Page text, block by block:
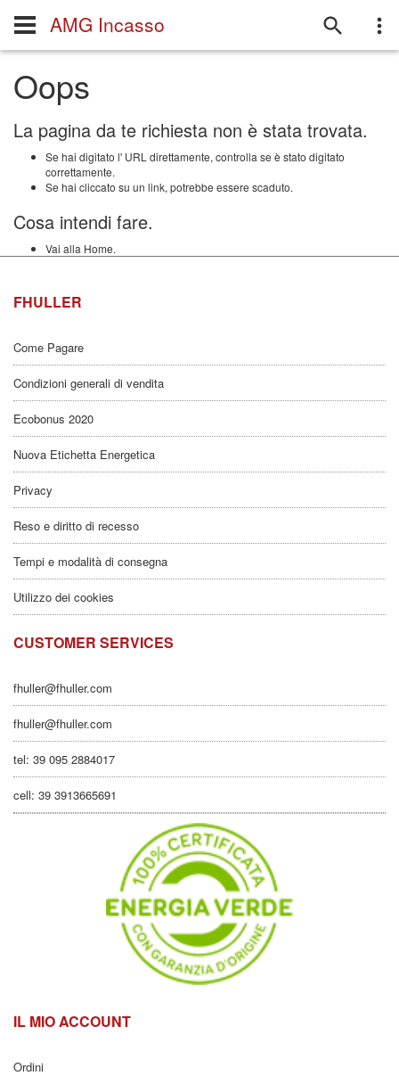
AMG Incasso
Oops
La pagina da te richiesta non è stata trovata.
Se hai digitato l' URL direttamente, controlla se è stato digitato
correttamente.
Se hai cliccato su un link, potrebbe essere scaduto.
Cosa intendi fare.
Vai alla Home.
FHULLER
Come Pagare
Condizioni generali di vendita
Ecobonus 2020
Nuova Etichetta Energetica
Privacy
Reso e diritto di recesso
Tempi e modalità di consegna
Utilizzo dei cookies
CUSTOMER SERVICES
fhuller@fhuller.com
fhuller@fhuller.com
tel: 39 095 2884017
cell: 39 3913665691
IL MIO ACCOUNT
Ordini